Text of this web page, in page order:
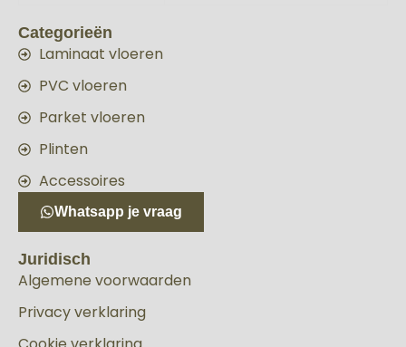
Categorieën
Laminaat vloeren
PVC vloeren
Parket vloeren
Plinten
Accessoires
Whatsapp je vraag
Juridisch
Algemene voorwaarden
Privacy verklaring